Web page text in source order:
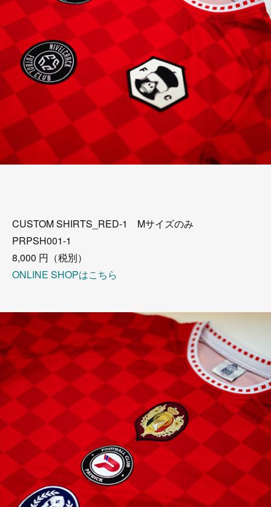
CUSTOM SHIRTS_RED-1 Mサイズのみ
PRPSH001-1
8,000 円（税別）
ONLINE SHOPはこちら